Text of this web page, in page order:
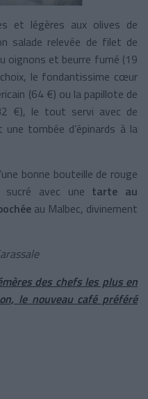
et légères aux olives de
salade relevée de filet de
et beurre fumé (19
le fondantissime cœur
(64 €) ou la papillote de
€), le tout servi avec de
tombée d’épinards à la
bonne bouteille de rouge
avec une tarte au
au Malbec, divinement
des chefs les plus en
le nouveau café préféré